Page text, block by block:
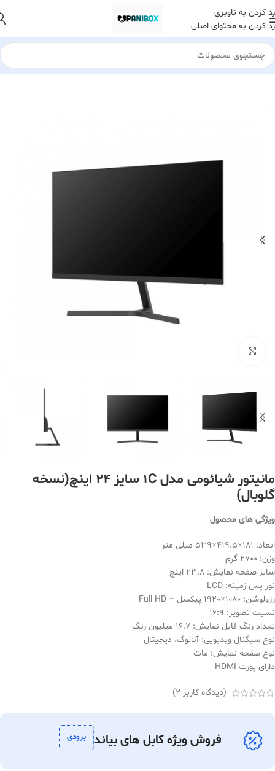
رد کردن به ناوبری
رد کردن به محتوای اصلی
خانه لوازم جانبی کامپیوتر مانیتور
مانیتور شیائومی مدل 1C سایز 24 اینچ(نسخه
گلوبال)
ویژگی های محصول
ابعاد: 181×419.5×539 میلی متر
وزن: 2700 گرم
سایز صفحه نمایش: 23.8 اینچ
نور پس زمینه: LCD
رزولوشن: 1080×1920 پیکسل – Full HD
نسبت تصویر: 16:9
تعداد رنگ قابل نمایش: 16.7 میلیون رنگ
نوع سیگنال ویدیویی: آنالوگ، دیجیتال
نوع صفحه نمایش: مات
دارای پورت HDMI
(دیدگاه کاربر 2
)
فروش ویژه کابل های بیاند بزودی